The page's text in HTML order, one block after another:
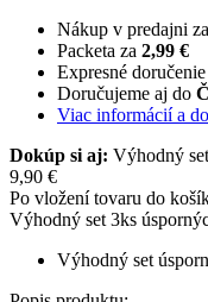
Nákup v predajni za
Packeta za 2,99 €
Expresné doručenie
Doručujeme aj do
Viac informácií a
Dokúp si aj: Výhodný
9,90 €
Po vložení tovaru do
Výhodný set 3ks
Výhodný set